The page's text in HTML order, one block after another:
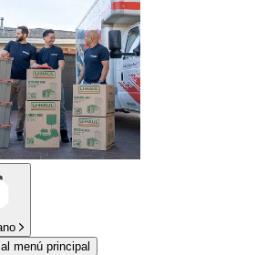
menú principal